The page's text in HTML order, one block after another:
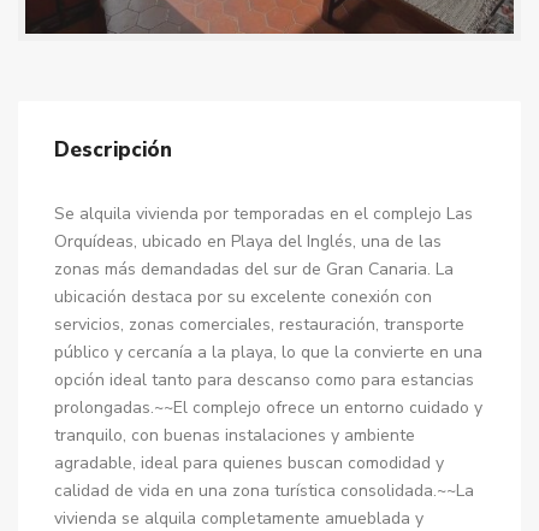
Descripción
Se alquila vivienda por temporadas en el complejo Las
Orquídeas, ubicado en Playa del Inglés, una de las
zonas más demandadas del sur de Gran Canaria. La
ubicación destaca por su excelente conexión con
servicios, zonas comerciales, restauración, transporte
público y cercanía a la playa, lo que la convierte en una
opción ideal tanto para descanso como para estancias
prolongadas.~~El complejo ofrece un entorno cuidado y
tranquilo, con buenas instalaciones y ambiente
agradable, ideal para quienes buscan comodidad y
calidad de vida en una zona turística consolidada.~~La
vivienda se alquila completamente amueblada y